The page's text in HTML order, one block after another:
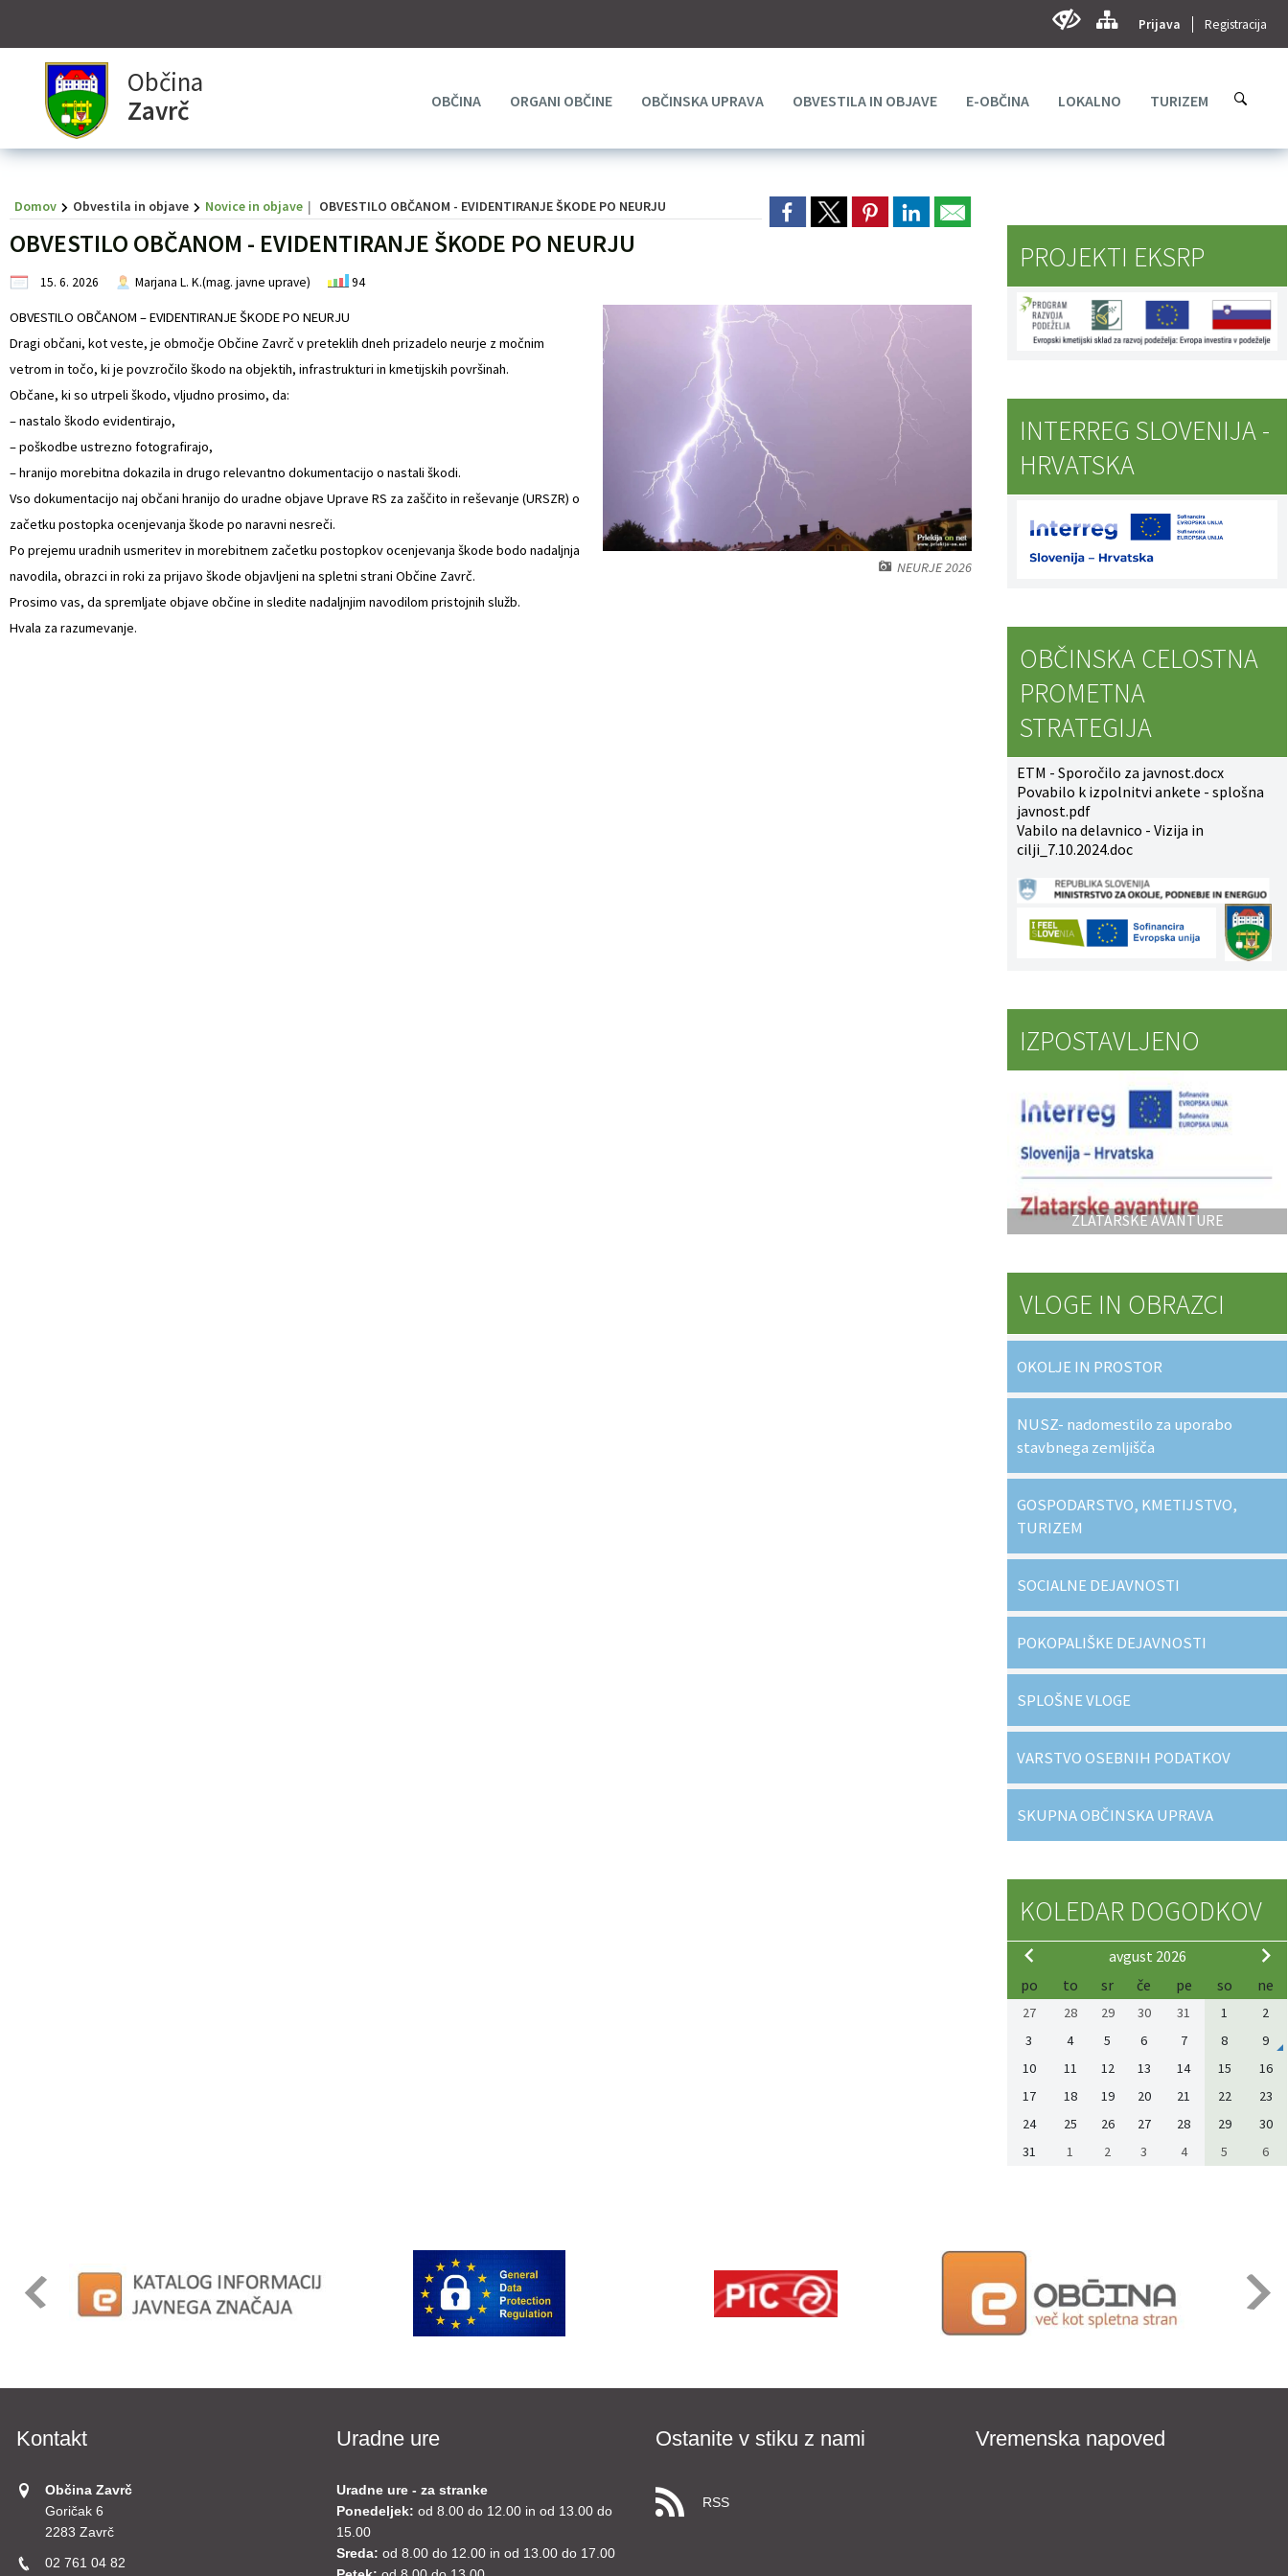
Prijava Registracija
Občina
Zavrč
OBČINA ORGANI OBČINE OBČINSKA UPRAVA OBVESTILA IN OBJAVE E-OBČINA LOKALNO TURIZEM
Domov Obvestila in objave Novice in objave OBVESTILO OBČANOM - EVIDENTIRANJE ŠKODE PO NEURJU
OBVESTILO OBČANOM - EVIDENTIRANJE ŠKODE PO NEURJU
15. 6. 2026 Marjana L. K.(mag. javne uprave) 94
NEURJE 2026
OBVESTILO OBČANOM – EVIDENTIRANJE ŠKODE PO NEURJU
Dragi občani, kot veste, je območje Občine Zavrč v preteklih dneh prizadelo neurje z močnim
vetrom in točo, ki je povzročilo škodo na objektih, infrastrukturi in kmetijskih površinah.
Občane, ki so utrpeli škodo, vljudno prosimo, da:
– nastalo škodo evidentirajo,
– poškodbe ustrezno fotografirajo,
– hranijo morebitna dokazila in drugo relevantno dokumentacijo o nastali škodi.
Vso dokumentacijo naj občani hranijo do uradne objave Uprave RS za zaščito in reševanje (URSZR) o
začetku postopka ocenjevanja škode po naravni nesreči.
Po prejemu uradnih usmeritev in morebitnem začetku postopkov ocenjevanja škode bodo nadaljnja
navodila, obrazci in roki za prijavo škode objavljeni na spletni strani Občine Zavrč.
Prosimo vas, da spremljate objave občine in sledite nadaljnjim navodilom pristojnih služb.
Hvala za razumevanje.
PROJEKTI EKSRP
INTERREG SLOVENIJA -
HRVATSKA
OBČINSKA CELOSTNA
PROMETNA
STRATEGIJA
ETM - Sporočilo za javnost.docx
Povabilo k izpolnitvi ankete - splošna
javnost.pdf
Vabilo na delavnico - Vizija in
cilji_7.10.2024.doc
IZPOSTAVLJENO
ZLATARSKE AVANTURE
VLOGE IN OBRAZCI
OKOLJE IN PROSTOR
NUSZ- nadomestilo za uporabo
stavbnega zemljišča
GOSPODARSTVO, KMETIJSTVO,
TURIZEM
SOCIALNE DEJAVNOSTI
POKOPALIŠKE DEJAVNOSTI
SPLOŠNE VLOGE
VARSTVO OSEBNIH PODATKOV
SKUPNA OBČINSKA UPRAVA
KOLEDAR DOGODKOV
avgust 2026
po
to sr če pe so ne
27 28 29 30 31 1
2
3
4 5 6 7 8
9
10
11 12 13 14 15
16
17
18 19 20 21 22
23
24
25 26 27 28 29
30
31
1 2 3 4 5 6
Kontakt
Občina Zavrč
Goričak 6
2283 Zavrč
02 761 04 82
Uradne ure
Uradne ure - za stranke
Ponedeljek: od 8.00 do 12.00 in od 13.00 do
15.00
Sreda: od 8.00 do 12.00 in od 13.00 do 17.00
Ostanite v stiku z nami
RSS
Vremenska napoved
Vizitka občine
Grb in zastava
Občinski nagrajenci
Fotogalerija
Krajevne skupnosti
Naselja v občini
Organigram
Varstvo osebnih podatkov
Strateški dokumenti
ORGANI OBČINE
Župan občine
Nadzorni odbor
OBČINSKI SVET
Naloge in pristojnosti
Seje občinskega sveta
OBČINSKA UPRAVA
Naloge in pristojnosti
Uradne ure - delovni čas
OBVESTILA IN OBJAVE
INTERREG Slovenija-Hrvatska DRAVACON
Koledar dogodkov
Lokalni utrip - novice
Javni razpisi in objave
Projekti in investicije
Prostorski akti občine
Predpisi in odloki
Občinski časopis
Proračun občine
Vloge in obrazci
Vprašajte občino
Informativni izračun
Informativni izračun
Komunalni prispevek
Pomembne številke
Društva in združenja
Gosp. javne službe
Osmrtnice iz regije
Znamenitosti
Prenočišča
Lokalni ponudniki
Za pričetek iskanja kliknite na puščico >